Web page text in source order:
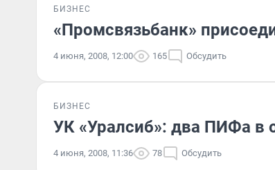
БИЗНЕС
«Промсвязьбанк»
4 июня, 2008, 12:00 165 Обсудить
БИЗНЕС
УК «Уралсиб»: два ПИФа в
4 июня, 2008, 11:36 78 Обсудить